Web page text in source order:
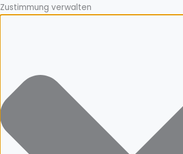
Zustimmung verwalten